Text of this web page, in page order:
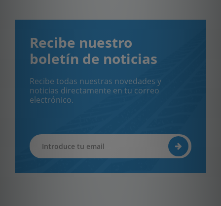
Recibe nuestro
boletín de noticias
Recibe todas nuestras novedades y
noticias directamente en tu correo
electrónico.